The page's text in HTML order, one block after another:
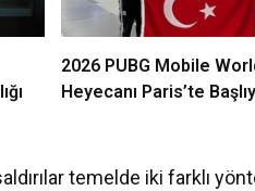
2026 PUBG Mobile
Heyecanı Paris’te
temelde iki farklı